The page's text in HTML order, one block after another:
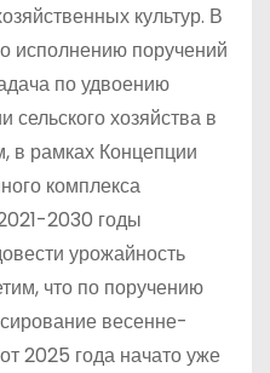
культур. В
исполнению поручений
по удвоению
хозяйства в
в рамках Концепции
комплекса
2030 годы
урожайность
что по поручению
весенне-
2025 года начато уже